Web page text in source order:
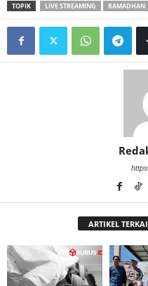
TOPIK LIVE STREAMING RAMADHAN
ARTIKEL